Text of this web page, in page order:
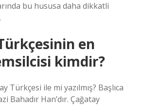
bu hususa daha dikkatli
en
kimdir?
Türkçesi ile mi yazılmış? Başlıca
Bahadır Han’dır. Çağatay